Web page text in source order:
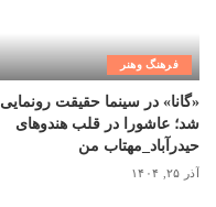
فرهنگ وهنر
«گانا» در سینما حقیقت رونمایی
شد؛ عاشورا در قلب هندوهای
حیدرآباد_مهتاب من
آذر ۲۵, ۱۴۰۴